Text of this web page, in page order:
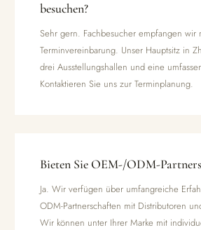
besuchen?
Sehr gern. Fachbesucher empfangen wir
Terminvereinbarung. Unser Hauptsitz in
drei Ausstellungshallen und eine
Kontaktieren Sie uns zur Terminplanung.
Bieten Sie OEM-/ODM-
Ja. Wir verfügen über umfangreiche
ODM-Partnerschaften mit Distributoren
Wir können unter Ihrer Marke mit